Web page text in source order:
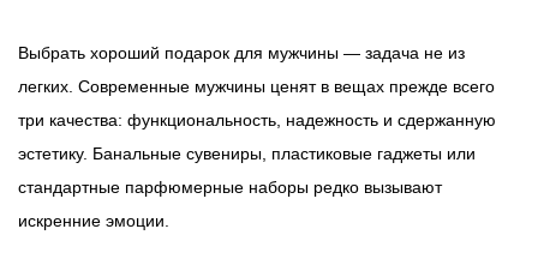
Выбрать хороший подарок для мужчины — задача не из
легких. Современные мужчины ценят в вещах прежде всего
три качества: функциональность, надежность и сдержанную
эстетику. Банальные сувениры, пластиковые гаджеты или
стандартные парфюмерные наборы редко вызывают
искренние эмоции.